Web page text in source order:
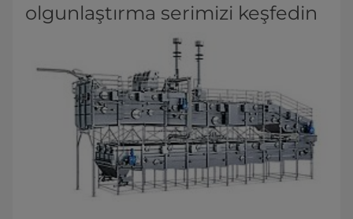
olgunlaştırma serimizi keşfedin